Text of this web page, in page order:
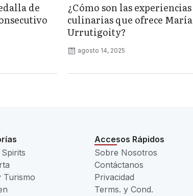
de
¿Cómo son las experiencias
culinarias que ofrece María
Urrutigoity?
agosto 14, 2025
Turismo
Accesos Rápidos
Sobre Nosotros
Contáctanos
Privacidad
Terms. y Cond.